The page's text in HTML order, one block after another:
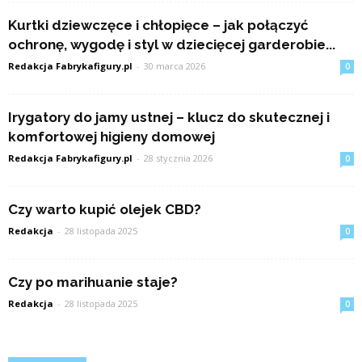
Kurtki dziewczęce i chłopięce – jak połączyć
ochronę, wygodę i styl w dziecięcej garderobie...
Redakcja Fabrykafigury.pl - 30 marca 2026 0
Irygatory do jamy ustnej – klucz do skutecznej i
komfortowej higieny domowej
Redakcja Fabrykafigury.pl - 28 stycznia 2026 0
Czy warto kupić olejek CBD?
Redakcja - 28 listopada 2025 0
Czy po marihuanie staje?
Redakcja - 28 listopada 2025 0